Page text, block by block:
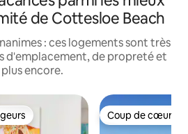
de Cottesloe Beach
: ces logements sont très
d'emplacement, de propreté et
plus encore.
les plus appréciés Coup de cœur
Coup de cœur